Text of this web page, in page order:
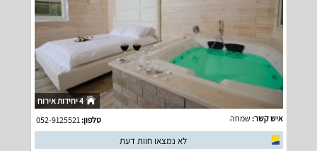
4 יחידות אירוח
איש קשר: שמחה טלפון:
לא נמצאו חוות דעת